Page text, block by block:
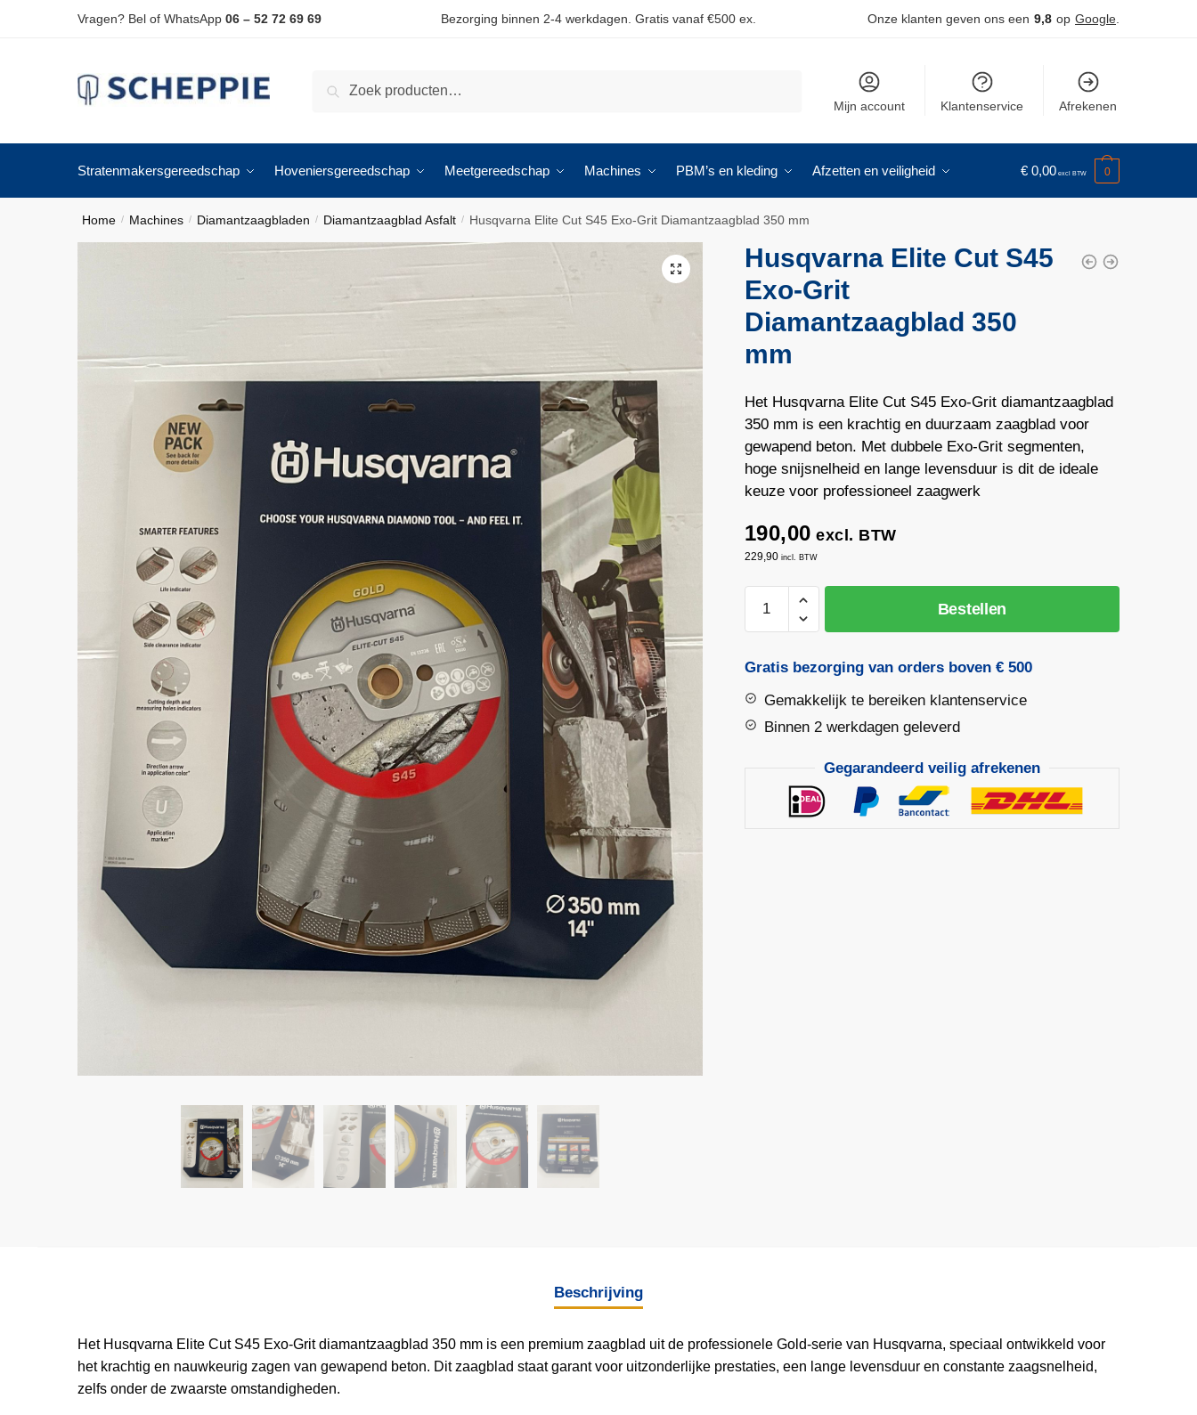
Vragen? Bel of WhatsApp 06 – 52 72 69 69 Bezorging binnen 2-4 werkdagen. Gratis vanaf €500 ex. Onze klanten geven ons een 9,8 op Google
Zoeken
Mijn account Klantenservice Afrekenen
Stratenmakersgereedschap Hoveniersgereedschap Meetgereedschap Machines PBM’s en kleding Afzetten en veiligheid € 0,00 0
Home / Machines / Diamantzaagbladen / Diamantzaagblad Asfalt / Husqvarna Elite Cut S45 Exo-Grit Diamantzaagblad 350 mm
🔍
Husqvarna Elite Cut S45
Exo-Grit
Diamantzaagblad 350
mm
Het Husqvarna Elite Cut S45 Exo-Grit diamantzaagblad
350 mm is een krachtig en duurzaam zaagblad voor
gewapend beton. Met dubbele Exo-Grit segmenten,
hoge snijsnelheid en lange levensduur is dit de ideale
keuze voor professioneel zaagwerk
190,00 excl. BTW
229,90incl. BTW
Husqvarna
Elite
S45
Grit
Diamantzaagblad
Bestellen
Gratis bezorging van orders boven € 500
Gemakkelijk te bereiken klantenservice
Binnen 2 werkdagen geleverd
Gegarandeerd veilig afrekenen
Beschrijving
Het Husqvarna Elite Cut S45 Exo-Grit diamantzaagblad 350 mm is een premium zaagblad uit de professionele Gold-serie van Husqvarna, speciaal ontwikkeld voor
het krachtig en nauwkeurig zagen van gewapend beton. Dit zaagblad staat garant voor uitzonderlijke prestaties, een lange levensduur en constante zaagsnelheid,
zelfs onder de zwaarste omstandigheden.